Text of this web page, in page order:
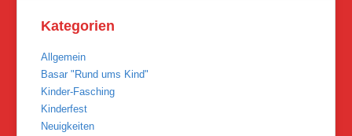
Kategorien
Allgemein
Basar "Rund ums Kind"
Kinder-Fasching
Kinderfest
Neuigkeiten